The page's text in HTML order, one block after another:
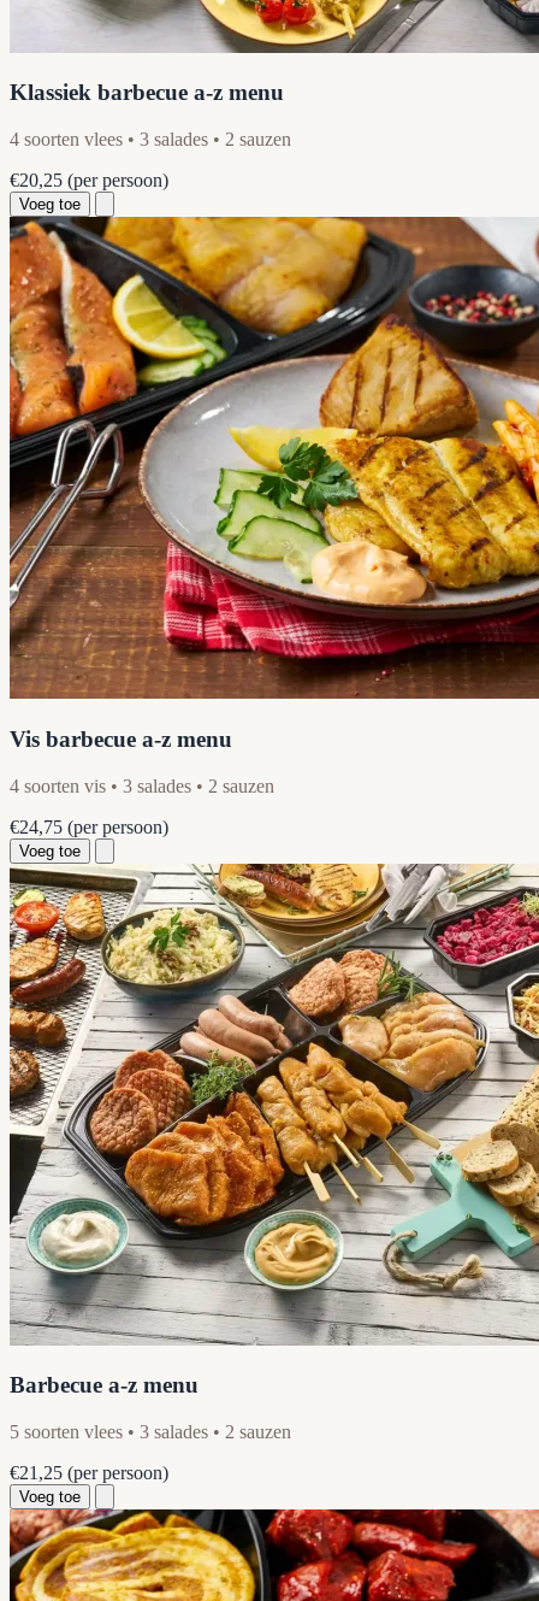
Klassiek barbecue a-z menu
4 soorten vlees • 3 salades • 2 sauzen
€20,25 (per persoon)
Voeg toe
Vis barbecue a-z menu
4 soorten vis • 3 salades • 2 sauzen
€24,75 (per persoon)
Voeg toe
Barbecue a-z menu
5 soorten vlees • 3 salades • 2 sauzen
€21,25 (per persoon)
Voeg toe